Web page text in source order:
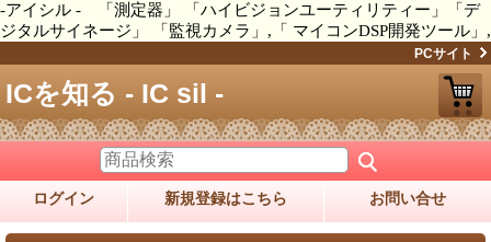
-アイシル - 「測定器」 「ハイビジョンユーティリティー」「デ
ジタルサイネージ」 「監視カメラ」,「 マイコンDSP開発ツール」,
PCサイト
ICを知る - IC sil -
ログイン 新規登録はこちら お問い合せ